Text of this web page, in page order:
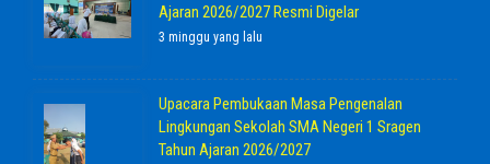
Ajaran 2026/2027 Resmi Digelar
3 minggu yang lalu
Upacara Pembukaan Masa Pengenalan
Lingkungan Sekolah SMA Negeri 1 Sragen
Tahun Ajaran 2026/2027